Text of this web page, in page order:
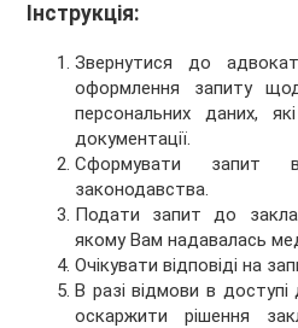
Інструкція:
Звернутися до
оформлення запиту
персональних даних,
документації.
Сформувати запит
законодавства.
Подати запит до
якому Вам надавалась
Очікувати відповіді на
В разі відмови в
оскаржити рішення